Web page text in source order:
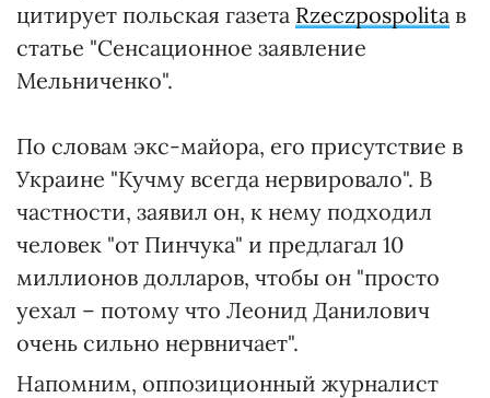
цитирует польская газета Rzeczpospolita в
статье "Сенсационное заявление
Мельниченко".
По словам экс-майора, его присутствие в
Украине "Кучму всегда нервировало". В
частности, заявил он, к нему подходил
человек "от Пинчука" и предлагал 10
миллионов долларов, чтобы он "просто
уехал – потому что Леонид Данилович
очень сильно нервничает".
Напомним, оппозиционный журналист